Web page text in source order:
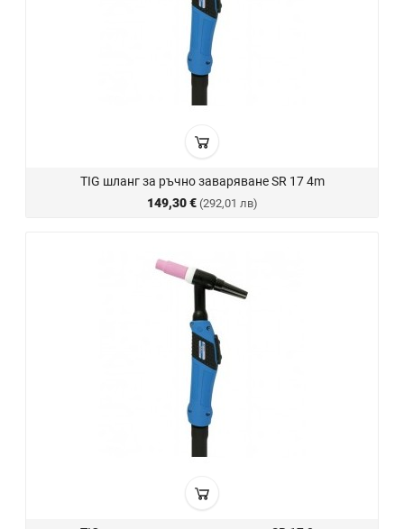
TIG шланг за ръчно заваряване SR 17 4m
149,30 € (292,01 лв)